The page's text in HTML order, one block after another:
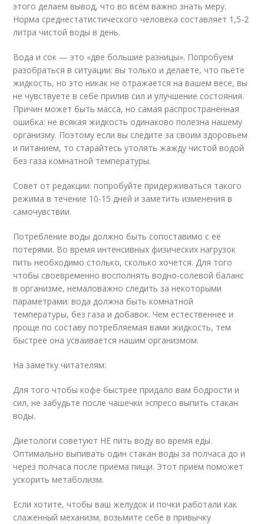
этого делаем вывод, что во всём важно знать меру.
Норма среднестатистического человека составляет 1,5-2
литра чистой воды в день.
Вода и сок — это «две большие разницы». Попробуем
разобраться в ситуации: вы только и делаете, что пьёте
жидкость, но это никак не отражается на вашем весе, вы
не чувствуете в себе прилив сил и улучшение состояния.
Причин может быть масса, но самая распространённая
ошибка: не всякая жидкость одинаково полезна нашему
организму. Поэтому если вы следите за своим здоровьем
и питанием, то старайтесь утолять жажду чистой водой
без газа комнатной температуры.
Совет от редакции: попробуйте придерживаться такого
режима в течение 10-15 дней и заметить изменения в
самочувствии.
Потребление воды должно быть сопоставимо с её
потерями. Во время интенсивных физических нагрузок
пить необходимо столько, сколько хочется. Для того
чтобы своевременно восполнять водно-солевой баланс
в организме, немаловажно следить за некоторыми
параметрами: вода должна быть комнатной
температуры, без газа и добавок. Чем естественнее и
проще по составу потребляемая вами жидкость, тем
быстрее она усваивается нашим организмом.
На заметку читателям:
Для того чтобы кофе быстрее придало вам бодрости и
сил, не забудьте после чашечки эспресо выпить стакан
воды.
Диетологи советуют НЕ пить воду во время еды.
Оптимально выпивать один стакан воды за полчаса до и
через полчаса после приёма пищи. Этот приём поможет
ускорить метаболизм.
Если хотите, чтобы ваш желудок и почки работали как
слаженный механизм, возьмите себе в привычку